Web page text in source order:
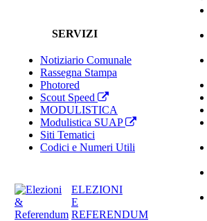
SERVIZI
Notiziario Comunale
Rassegna Stampa
Photored
Scout Speed
MODULISTICA
Modulistica SUAP
Siti Tematici
Codici e Numeri Utili
ELEZIONI
E
REFERENDUM